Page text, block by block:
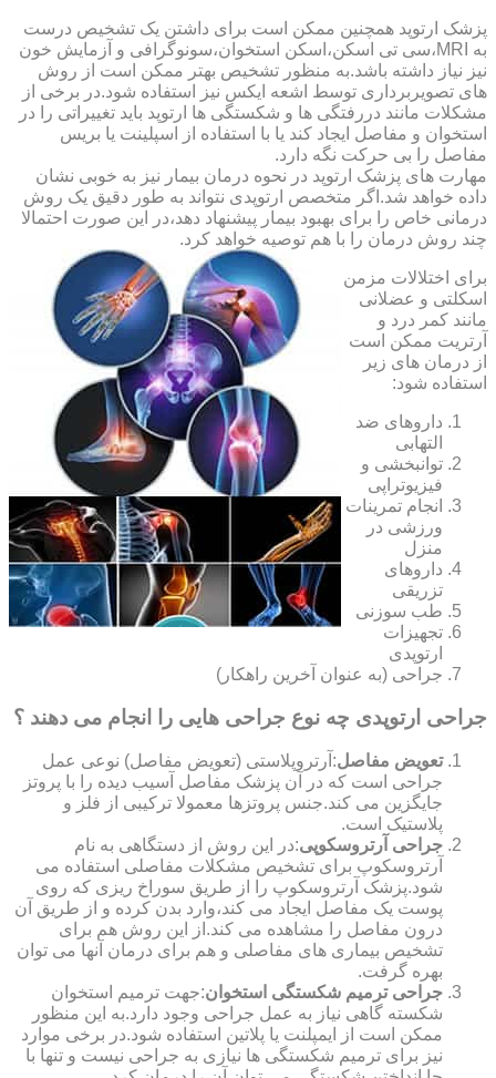
پزشک ارتوپد همچنین ممکن است برای داشتن یک تشخیص درست
به MRI،سی تی اسکن،اسکن استخوان،سونوگرافی و آزمایش خون
نیز نیاز داشته باشد.به منظور تشخیص بهتر ممکن است از روش
های تصویربرداری توسط اشعه ایکس نیز استفاده شود.در برخی از
مشکلات مانند دررفتگی ها و شکستگی ها ارتوپد باید تغییراتی را در
استخوان و مفاصل ایجاد کند یا با استفاده از اسپلینت یا بریس
مفاصل را بی حرکت نگه دارد.
مهارت های پزشک ارتوپد در نحوه درمان بیمار نیز به خوبی نشان
داده خواهد شد.اگر متخصص ارتوپدی نتواند به طور دقیق یک روش
درمانی خاص را برای بهبود بیمار پیشنهاد دهد،در این صورت احتمالا
چند روش درمان را با هم توصیه خواهد کرد.
برای اختلالات مزمن
اسکلتی و عضلانی
مانند کمر درد و
آرتریت ممکن است
از درمان های زیر
استفاده شود:
داروهای ضد
التهابی
توانبخشی و
فیزیوتراپی
انجام تمرینات
ورزشی در
منزل
داروهای
تزریقی
طب سوزنی
تجهیزات
ارتوپدی
جراحی (به عنوان آخرین راهکار)
جراحی ارتوپدی چه نوع جراحی هایی را انجام می دهند ؟
تعویض مفاصل:آرتروپلاستی (تعویض مفاصل) نوعی عمل
جراحی است که در آن پزشک مفاصل آسیب دیده را با پروتز
جایگزین می کند.جنس پروتزها معمولا ترکیبی از فلز و
پلاستیک است.
جراحی آرتروسکوپی:در این روش از دستگاهی به نام
آرتروسکوپ برای تشخیص مشکلات مفاصلی استفاده می
شود.پزشک آرتروسکوپ را از طریق سوراخ ریزی که روی
پوست یک مفاصل ایجاد می کند،وارد بدن کرده و از طریق آن
درون مفاصل را مشاهده می کند.از این روش هم برای
تشخیص بیماری های مفاصلی و هم برای درمان آنها می توان
بهره گرفت.
جراحی ترمیم شکستگی استخوان:جهت ترمیم استخوان
شکسته گاهی نیاز به عمل جراحی وجود دارد.به این منظور
ممکن است از ایمپلنت یا پلاتین استفاده شود.در برخی موارد
نیز برای ترمیم شکستگی ها نیازی به جراحی نیست و تنها با